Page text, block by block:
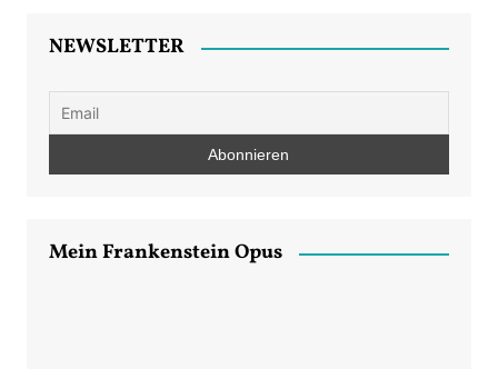
NEWSLETTER
Mein Frankenstein Opus